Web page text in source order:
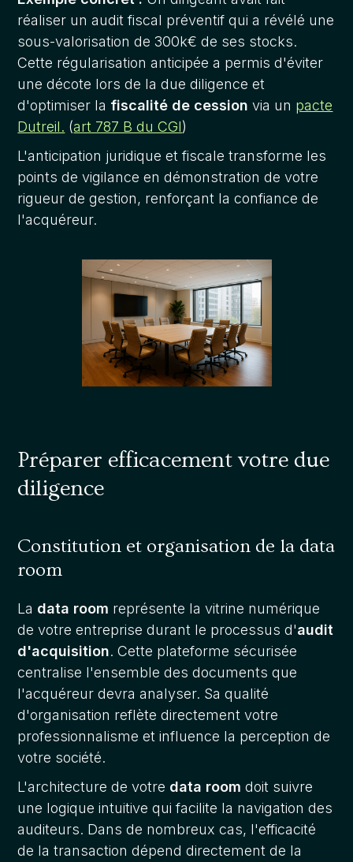
réaliser un audit fiscal préventif qui a révélé une
sous-valorisation de 300k€ de ses stocks.
Cette régularisation anticipée a permis d'éviter
une décote lors de la due diligence et
d'optimiser la fiscalité de cession via un pacte
Dutreil. (art 787 B du CGI)
L'anticipation juridique et fiscale transforme les
points de vigilance en démonstration de votre
rigueur de gestion, renforçant la confiance de
l'acquéreur.
Préparer efficacement votre due
diligence
Constitution et organisation de la data
room
La data room représente la vitrine numérique
de votre entreprise durant le processus d'audit
d'acquisition. Cette plateforme sécurisée
centralise l'ensemble des documents que
l'acquéreur devra analyser. Sa qualité
d'organisation reflète directement votre
professionnalisme et influence la perception de
votre société.
L'architecture de votre data roomdoit suivre
une logique intuitive qui facilite la navigation des
auditeurs. Dans de nombreux cas, l'efficacité
de la transaction dépend directement de la